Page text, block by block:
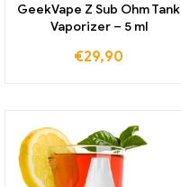
GeekVape Z Sub Ohm Tank
Vaporizer – 5 ml
€29,90